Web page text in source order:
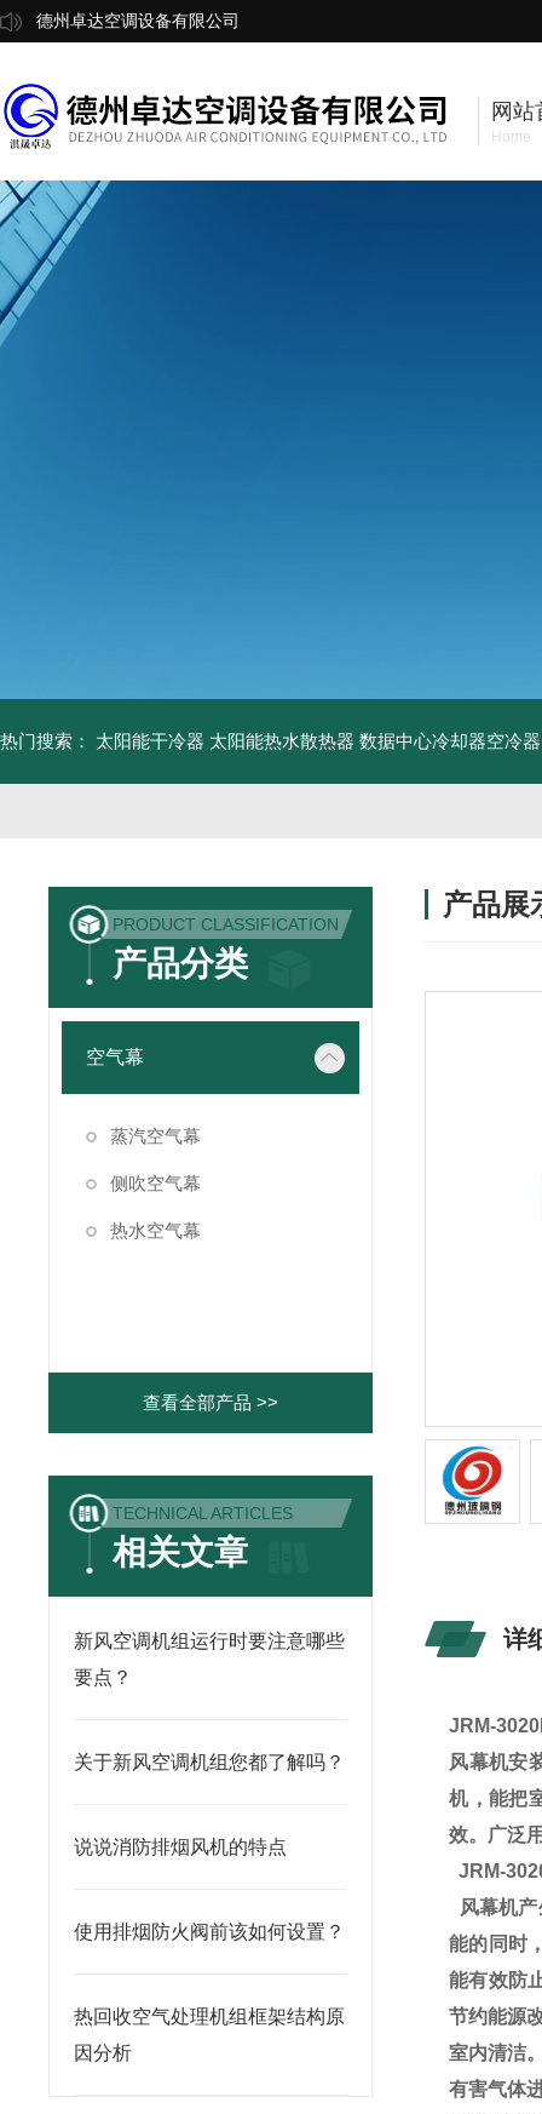
德州卓达空调设备有限公司
网站
Home
热门搜索： 太阳能干冷器 太阳能热水散热器 数据中心冷却器空冷器
PRODUCT CLASSIFICATION
产品分类
空气幕
蒸汽空气幕
侧吹空气幕
热水空气幕
查看全部产品 >>
TECHNICAL ARTICLES
相关文章
新风空调机组运行时要注意哪些
要点？
关于新风空调机组您都了解吗？
说说消防排烟风机的特点
使用排烟防火阀前该如何设置？
热回收空气处理机组框架结构原
因分析
产品展
详
JRM-
风幕机安
机，能把
效。广泛
JRM-
风幕机
能的同时
能有效防
节约能源
室内清洁
有害气体